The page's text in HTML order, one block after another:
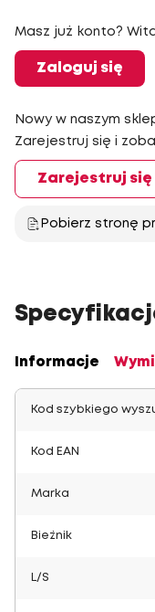
Masz już konto?
Zaloguj się
Nowy w naszym
Zarejestruj się i
Zarejestruj się
Pobierz stronę
Informacje
Kod szybkiego
Kod EAN
Marka
Bieżnik
L/S